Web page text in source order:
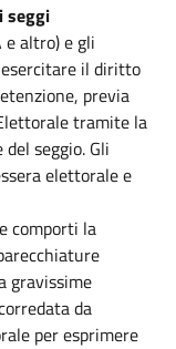
seggi
e altro) e gli
il diritto
previa
tramite la
seggio. Gli
elettorale e
comporti la
gravissime
da
per esprimere